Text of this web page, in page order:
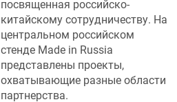
посвященная российско-
китайскому сотрудничеству. На
центральном российском
стенде Made in Russia
представлены проекты,
охватывающие разные области
партнерства.